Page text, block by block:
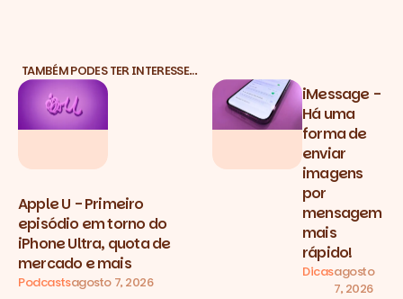
TAMBÉM PODES TER INTERESSE…
Apple U - Primeiro
episódio em torno do
iPhone Ultra, quota de
mercado e mais
Podcastsagosto 7, 2026
iMessage -
Há uma
forma de
enviar
imagens
por
mensagem
mais
rápido!
Dicasagosto
7, 2026